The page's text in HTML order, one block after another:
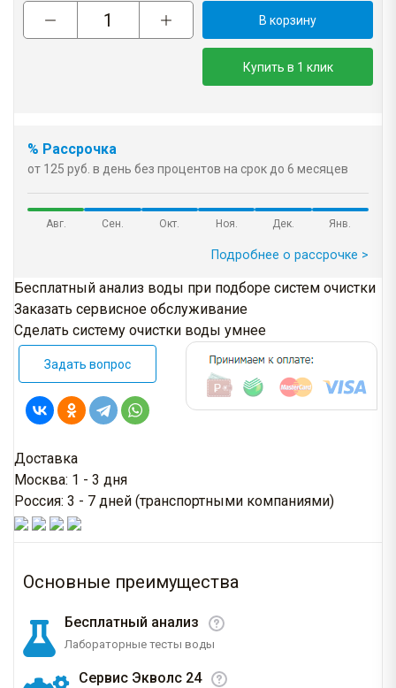
В корзину
Купить в 1 клик
% Рассрочка
от 125 руб. в день без процентов на срок до 6 месяцев
Авг. Сен. Окт. Ноя. Дек. Янв.
Подробнее о рассрочке >
Бесплатный анализ воды при подборе систем очистки
Заказать сервисное обслуживание
Сделать систему очистки воды умнее
Задать вопрос
Доставка
Москва: 1 - 3 дня
Россия: 3 - 7 дней (транспортными компаниями)
Основные преимущества
Бесплатный анализ
Лабораторные тесты воды
Сервис Экволс 24